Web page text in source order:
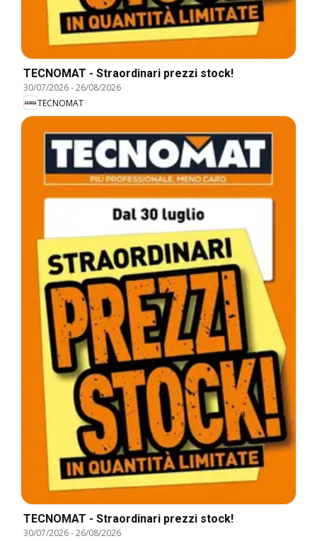
TECNOMAT - Straordinari prezzi stock!
30/07/2026-26/08/2026
TECNOMAT
TECNOMAT - Straordinari prezzi stock!
30/07/2026-26/08/2026